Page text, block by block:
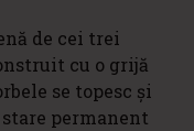
de cei trei
cu o grijă
se topesc și
permanent